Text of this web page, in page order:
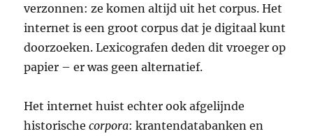
verzonnen: ze komen altijd uit het corpus. Het
internet is een groot corpus dat je digitaal kunt
doorzoeken. Lexicografen deden dit vroeger op
papier – er was geen alternatief.
Het internet huist echter ook afgelijnde
historischecorpora: krantendatabanken en